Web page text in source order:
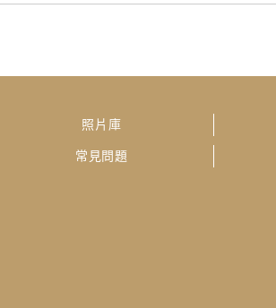
照片庫
常見問題